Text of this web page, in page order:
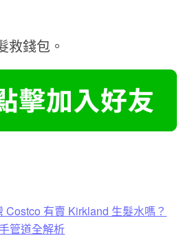
救錢包。
Costco 有賣 Kirkland 生髮水嗎？
管道全解析